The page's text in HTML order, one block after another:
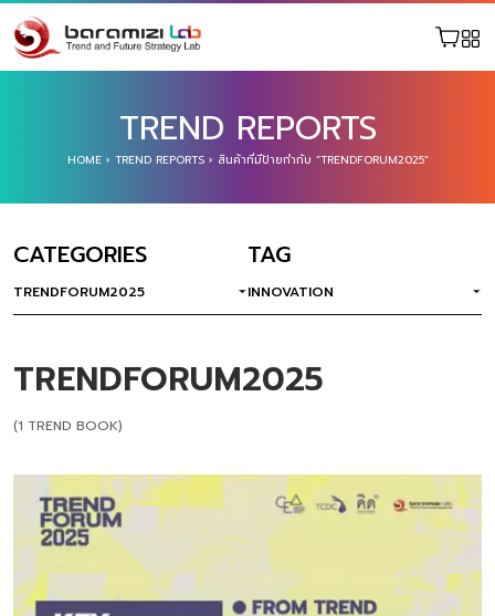
TREND REPORTS
HOME› TREND REPORTS› สินค้าที่มีป้ายกำกับ “TRENDFORUM2025”
CATEGORIES
TRENDFORUM2025
TAG
INNOVATION
TRENDFORUM2025
(1 TREND BOOK)